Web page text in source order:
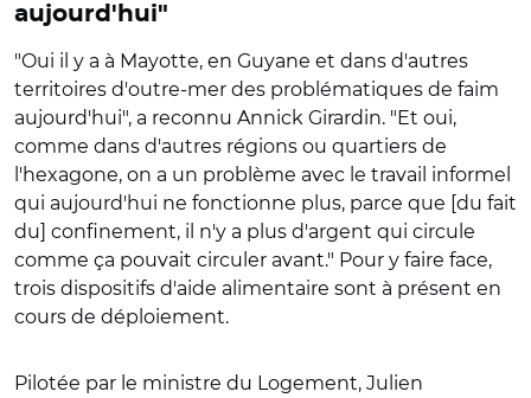
aujourd'hui"
"Oui il y a à Mayotte, en Guyane et dans d'autres
territoires d'outre-mer des problématiques de faim
aujourd'hui", a reconnu Annick Girardin. "Et oui,
comme dans d'autres régions ou quartiers de
l'hexagone, on a un problème avec le travail informel
qui aujourd'hui ne fonctionne plus, parce que [du fait
du] confinement, il n'y a plus d'argent qui circule
comme ça pouvait circuler avant." Pour y faire face,
trois dispositifs d'aide alimentaire sont à présent en
cours de déploiement.
Pilotée par le ministre du Logement, Julien